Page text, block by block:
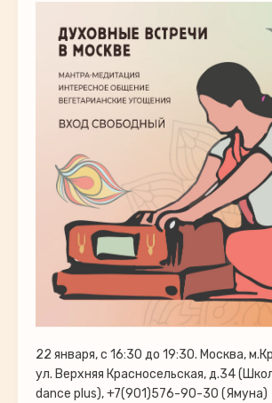
22 января, с 16:30 до 19:30. Москва,
ул. Верхняя Красносельская, д.34
dance plus), +7(901)576-90-30 (Ямуна)